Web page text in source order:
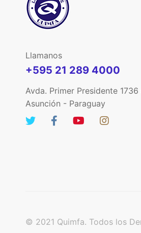
Llamanos
+595 21 289 4000
Avda. Primer Presidente
Asunción - Paraguay
© 2021 Quimfa. Todos los